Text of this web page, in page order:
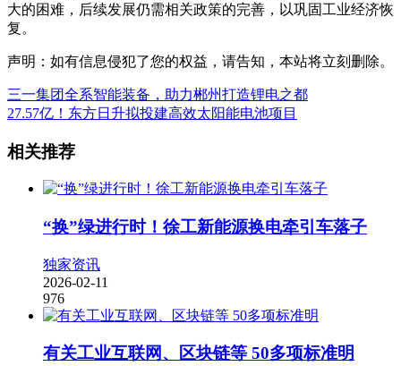
大的困难，后续发展仍需相关政策的完善，以巩固工业经济恢
复。
声明：如有信息侵犯了您的权益，请告知，本站将立刻删除。
三一集团全系智能装备，助力郴州打造锂电之都
27.57亿！东方日升拟投建高效太阳能电池项目
相关推荐
“换”绿进行时！徐工新能源换电牵引车落子
独家资讯
2026-02-11
976
有关工业互联网、区块链等 50多项标准明